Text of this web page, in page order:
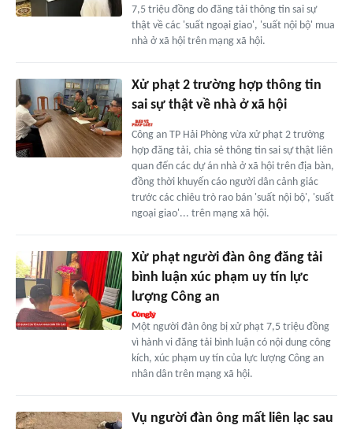
7,5 triệu đồng do đăng tải thông tin sai sự
thật về các 'suất ngoại giao', 'suất nội bộ' mua
nhà ở xã hội trên mạng xã hội.
Xử phạt 2 trường hợp thông tin
sai sự thật về nhà ở xã hội
Công an TP Hải Phòng vừa xử phạt 2 trường
hợp đăng tải, chia sẻ thông tin sai sự thật liên
quan đến các dự án nhà ở xã hội trên địa bàn,
đồng thời khuyến cáo người dân cảnh giác
trước các chiêu trò rao bán 'suất nội bộ', 'suất
ngoại giao'... trên mạng xã hội.
Xử phạt người đàn ông đăng tải
bình luận xúc phạm uy tín lực
lượng Công an
Một người đàn ông bị xử phạt 7,5 triệu đồng
vì hành vi đăng tải bình luận có nội dung công
kích, xúc phạm uy tín của lực lượng Công an
nhân dân trên mạng xã hội.
Vụ người đàn ông mất liên lạc sau